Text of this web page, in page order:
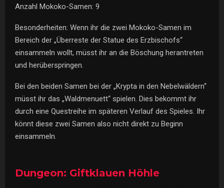
Anzahl Mokoko-Samen: 9
Besonderheiten: Wenn ihr die zwei Mokoko-Samen im
Bereich der „Überreste der Statue des Erzbischofs“
einsammeln wollt, müsst ihr an die Böschung herantreten
und herüberspringen.
Bei den beiden Samen bei der „Krypta in den Nebelwäldern“
müsst ihr das „Waldmenuett“ spielen. Dies bekommt ihr
durch eine Questreihe im späteren Verlauf des Spieles. Ihr
könnt diese zwei Samen also nicht direkt zu Beginn
einsammeln.
Dungeon: Giftklauen Höhle